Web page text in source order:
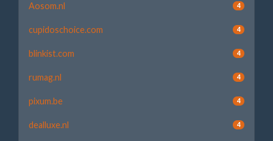
Aosom.nl 4
cupidoschoice.com 4
blinkist.com 4
rumag.nl 4
pixum.be 4
dealluxe.nl 4